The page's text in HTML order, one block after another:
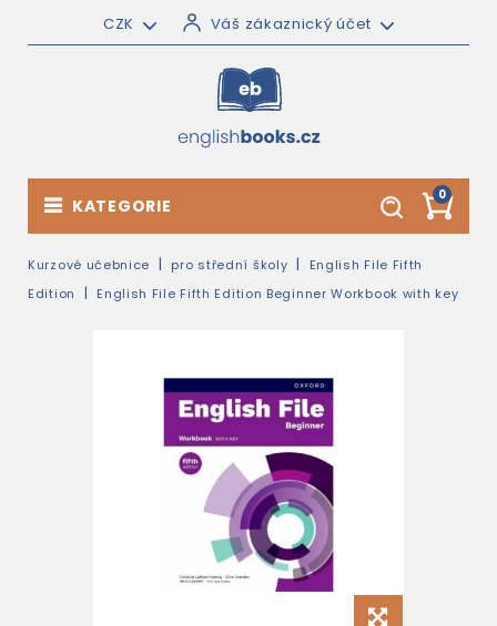
CZK Váš zákaznický účet
0
KATEGORIE
Kurzové učebnice pro střední školy
English File Fifth
Edition
English File Fifth Edition Beginner Workbook with key